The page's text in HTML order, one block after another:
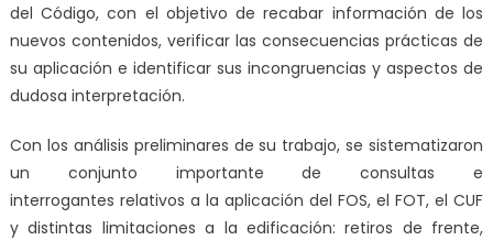
del Código, con el objetivo de recabar información de los
nuevos contenidos, verificar las consecuencias prácticas de
su aplicación e identificar sus incongruencias y aspectos de
dudosa interpretación.
Con los análisis preliminares de su trabajo,se sistematizaron
un conjunto importante de consultas e
interrogantes relativos a la aplicación del FOS, el FOT, el CUF
y distintas limitaciones a la edificación: retiros de frente,